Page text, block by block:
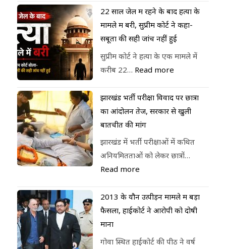
22 साल जेल में रहने के बाद हत्या के
मामले में बरी, सुप्रीम कोर्ट ने कहा-
सबूतों की सही जांच नहीं हुई
सुप्रीम कोर्ट ने हत्या के एक मामले में
करीब 22… Read more
झारखंड भर्ती परीक्षा विवाद पर छात्रों
का आंदोलन तेज, सरकार से खुली
बातचीत की मांग
झारखंड में भर्ती परीक्षाओं में कथित
अनियमितताओं को लेकर छात्रों…
Read more
2013 के यौन उत्पीड़न मामले में बड़ा
फैसला, हाईकोर्ट ने आरोपी को दोषी
माना
गोवा स्थित हाईकोर्ट की पीठ ने वर्ष